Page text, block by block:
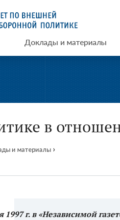
Доклады и материалы
в
и материалы ›
1997 г. в «Независимой